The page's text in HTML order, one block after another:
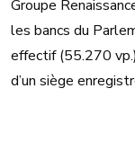
Groupe
les bancs du
effectif (55.270
d’un siège